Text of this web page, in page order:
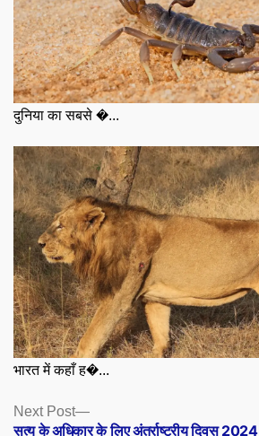
दुनिया का सबसे �...
भारत में कहाँ ह�...
Posts
Next Post
Next
post:
सत्य के अधिकार के लिए अंतर्राष्ट्रीय दिवस 2024